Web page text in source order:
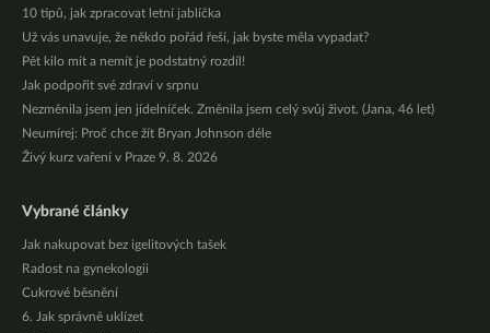
10 tipů, jak zpracovat letní jablíčka
Už vás unavuje, že někdo pořád řeší, jak byste měla vypadat?
Pět kilo mít a nemít je podstatný rozdíl!
Jak podpořit své zdraví v srpnu
Nezměnila jsem jen jídelníček. Změnila jsem celý svůj život. (Jana, 46 let)
Neumírej: Proč chce žít Bryan Johnson déle
Živý kurz vaření v Praze 9. 8. 2026
Vybrané články
Jak nakupovat bez igelitových tašek
Radost na gynekologii
Cukrové běsnění
6. Jak správně uklízet